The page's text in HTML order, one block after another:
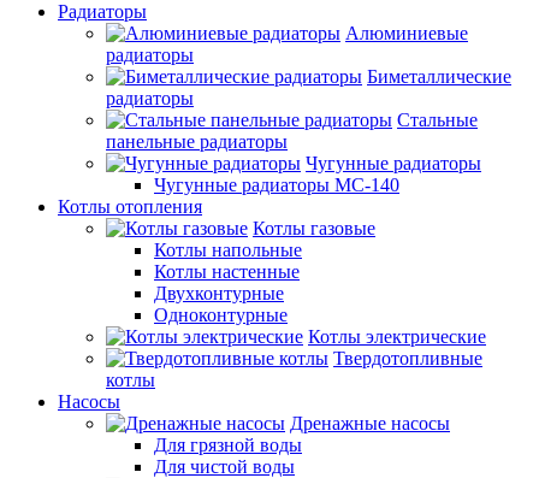
Радиаторы
Алюминиевые
радиаторы
Биметаллические
радиаторы
Стальные
панельные радиаторы
Чугунные радиаторы
Чугунные радиаторы МС-140
Котлы отопления
Котлы газовые
Котлы напольные
Котлы настенные
Двухконтурные
Одноконтурные
Котлы электрические
Твердотопливные
котлы
Насосы
Дренажные насосы
Для грязной воды
Для чистой воды